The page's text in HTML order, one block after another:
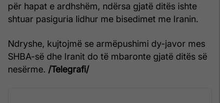
për hapat e ardhshëm, ndërsa gjatë ditës ishte
shtuar pasiguria lidhur me bisedimet me Iranin.
Ndryshe, kujtojmë se armëpushimi dy-javor mes
SHBA-së dhe Iranit do të mbaronte gjatë ditës së
nesërme. /Telegrafi/